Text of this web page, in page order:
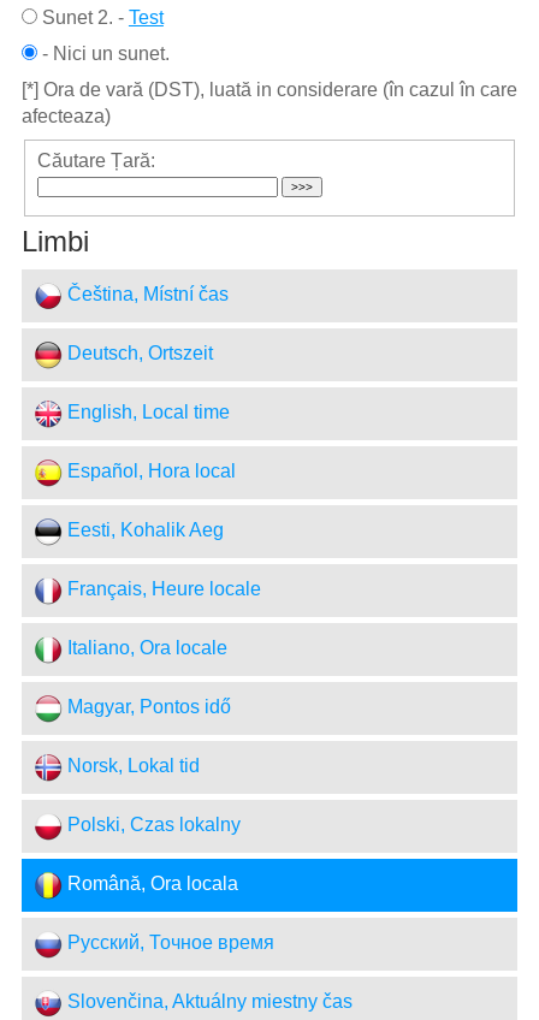
Sunet 2. - Test
- Nici un sunet.
[*] Ora de vară (DST), luată in considerare (în cazul în care
afecteaza)
Căutare Țară:
Limbi
Čeština, Místní čas
Deutsch, Ortszeit
English, Local time
Español, Hora local
Eesti, Kohalik Aeg
Français, Heure locale
Italiano, Ora locale
Magyar, Pontos idő
Norsk, Lokal tid
Polski, Czas lokalny
Română, Ora locala
Русский, Точное время
Slovenčina, Aktuálny miestny čas